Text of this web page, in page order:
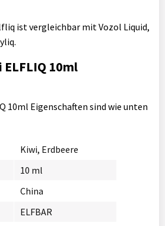
ist vergleichbar mit Vozol Liquid,
10ml
10ml Eigenschaften sind wie unten
Kiwi, Erdbeere
10 ml
China
ELFBAR